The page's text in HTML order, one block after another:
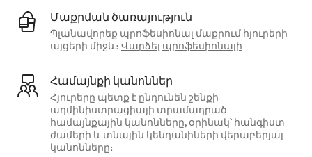
Մաքրման ծառայություն
Պլանավորեք պրոֆեսիոնալ մաքրում հյուրերի
այցերի միջև։ Վարձել պրոֆեսիոնալի
Համայնքի կանոններ
Հյուրերը պետք է ընդունեն շենքի
ադմինիստրացիայի տրամադրած
համայնքային կանոնները, օրինակ՝ հանգիստ
ժամերի և տնային կենդանիների վերաբերյալ
կանոնները։